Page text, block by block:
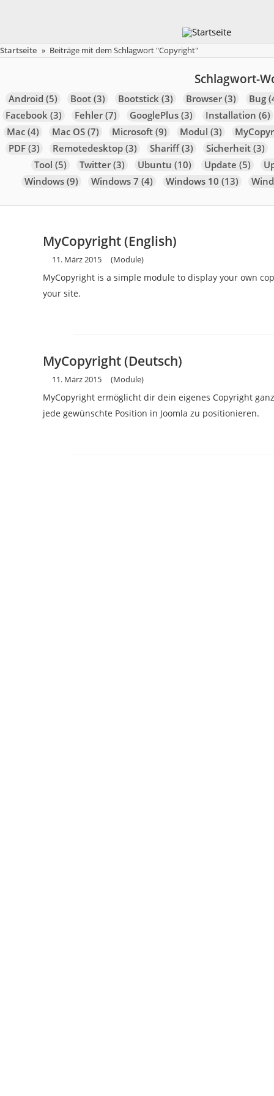
Startseite » Beiträge mit dem Schlagwort "Copyright"
Schlagwort-
Android (5) Boot(3) Bootstick(3) Browser(3) Bug
Facebook(3) Fehler(7) GooglePlus(3) Installation (6)
Mac(4) Mac OS(7) Microsoft(9) Modul (3)
PDF(3) Remotedesktop(3) Shariff(3) Sicherheit(3)
Tool (5) Twitter(3) Ubuntu (10) Update (5)
Windows(9) Windows 7 (4) Windows 10 (13)
MyCopyright (English)
11. März 2015 (Module)
MyCopyright is a simple module to display your own
your site.
MyCopyright (Deutsch)
11. März 2015 (Module)
MyCopyright ermöglicht dir dein eigenes Copyright
jede gewünschte Position in Joomla zu positionieren.